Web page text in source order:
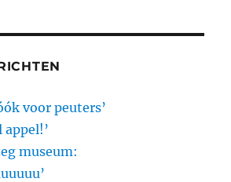
voor peuters’
appel!’
museum: